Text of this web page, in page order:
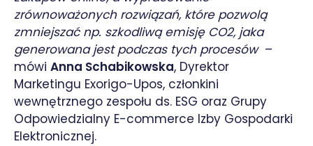
zrównoważonych rozwiązań, które pozwolą
zmniejszać np. szkodliwą emisję CO2, jaka
generowana jest podczas tych procesów –
mówi Anna Schabikowska, Dyrektor
Marketingu Exorigo-Upos, członkini
wewnętrznego zespołu ds. ESG oraz Grupy
Odpowiedzialny E-commerce Izby Gospodarki
Elektronicznej.